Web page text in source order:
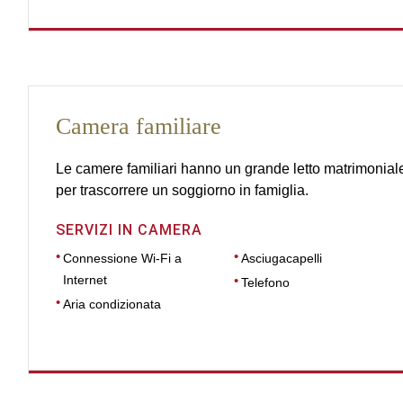
Camera familiare
Le camere familiari hanno un grande letto
per trascorrere un soggiorno in famiglia.
SERVIZI IN CAMERA
Connessione Wi-Fi a
Internet
Aria condizionata
Asciugacapelli
Telefono